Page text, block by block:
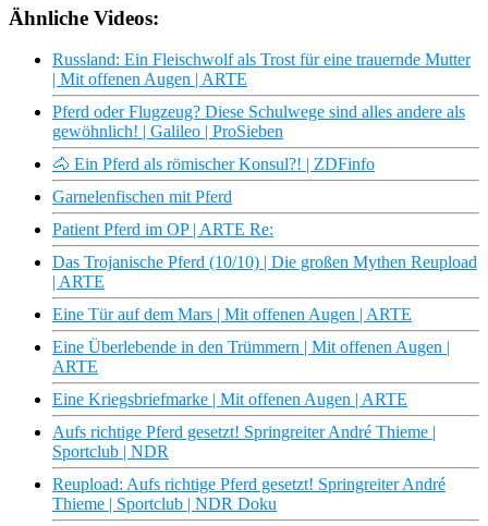
Ähnliche Videos:
Russland: Ein Fleischwolf als Trost für eine trauernde Mutter
| Mit offenen Augen | ARTE
Pferd oder Flugzeug? Diese Schulwege sind alles andere als
gewöhnlich! | Galileo | ProSieben
🐴 Ein Pferd als römischer Konsul?! | ZDFinfo
Garnelenfischen mit Pferd
Patient Pferd im OP | ARTE Re:
Das Trojanische Pferd (10/10) | Die großen Mythen Reupload
| ARTE
Eine Tür auf dem Mars | Mit offenen Augen | ARTE
Eine Überlebende in den Trümmern | Mit offenen Augen |
ARTE
Eine Kriegsbriefmarke | Mit offenen Augen | ARTE
Aufs richtige Pferd gesetzt! Springreiter André Thieme |
Sportclub | NDR
Reupload: Aufs richtige Pferd gesetzt! Springreiter André
Thieme | Sportclub | NDR Doku